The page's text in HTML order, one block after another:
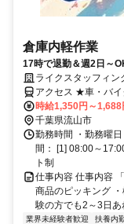
倉庫内軽作業
17時で退勤＆週2日～
ャンス！「Amazon」
ライクスタッフィン
アクセス ★車・バ
越谷駅より無料送迎
時給1,350円～1,688
千葉県流山市
勤務時間 ・勤務曜
間： [1] 08:00～
ト制
仕事内容 仕事内容
商品のピッキング
験の方でも2～3日
業界未経験者歓迎 扶養内